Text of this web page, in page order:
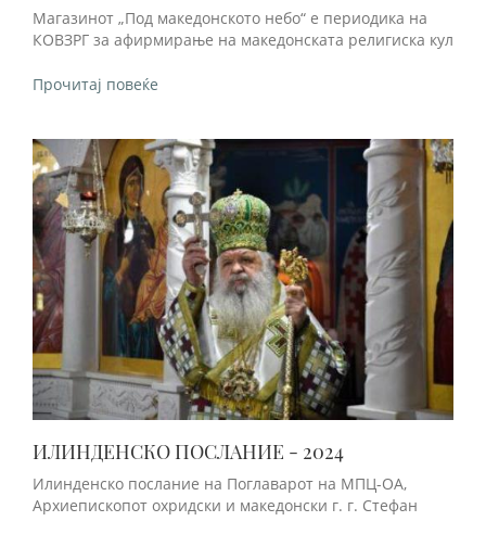
Магазинот „Под македонското небо“ е периодика на
КОВЗРГ за афирмирање на македонската религиска кул
Прочитај повеќе
ИЛИНДЕНСКО ПОСЛАНИЕ - 2024
Илинденско послание на Поглаварот на МПЦ-ОА,
Архиепископот охридски и македонски г. г. Стефан